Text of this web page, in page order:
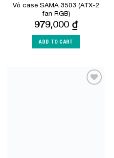
Vỏ case SAMA 3503 (ATX-2
fan RGB)
979,000 ₫
ADD TO CART